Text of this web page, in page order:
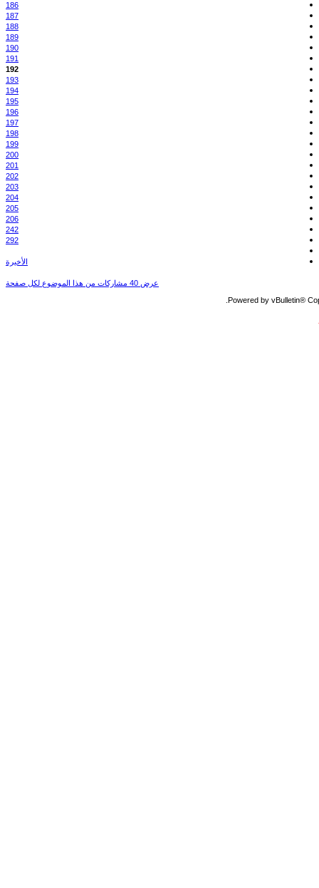
186
187
188
189
190
191
192
193
194
195
196
197
198
199
200
201
202
203
204
205
206
242
292
الأخيرة
عرض 40 مشاركات من هذا الموضوع لكل صفحة
Powered by vBulletin®